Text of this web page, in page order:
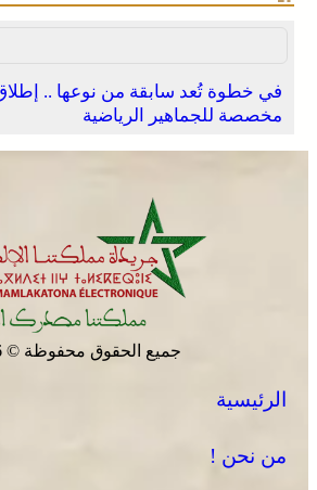
مخصصة للجماهير الرياضية
جميع الحقوق محفوظة © 2026
الرئيسية
من نحن !